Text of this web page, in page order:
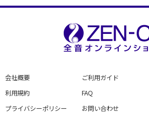
会社概要
利用規約
プライバシーポリシー
ご利用ガイド
FAQ
お問い合わせ